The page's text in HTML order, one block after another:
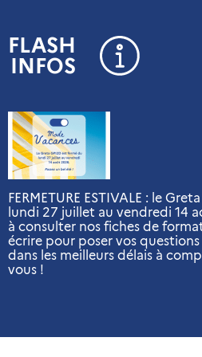
FLASH
INFOS
FERMETURE ESTIVALE : le
lundi 27 juillet au vendredi 14
à consulter nos fiches de
écrire pour poser vos
dans les meilleurs délais à
vous !